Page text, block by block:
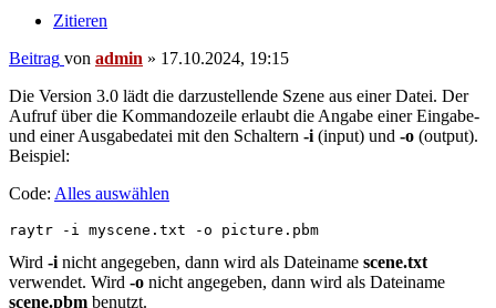
Zitieren
Beitrag von admin » 17.10.2024, 19:15
Die Version 3.0 lädt die darzustellende Szene aus einer Datei. Der
Aufruf über die Kommandozeile erlaubt die Angabe einer Eingabe-
und einer Ausgabedatei mit den Schaltern -i (input) und -o (output).
Beispiel:
Code: Alles auswählen
raytr -i myscene.txt -o picture.pbm
Wird -i nicht angegeben, dann wird als Dateiname scene.txt
verwendet. Wird -o nicht angegeben, dann wird als Dateiname
scene.pbm benutzt.